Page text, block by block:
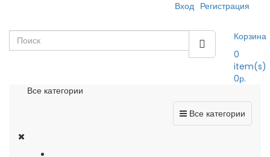
Вход Регистрация
Корзина
0
item(s)
0р.
Все категории
Все категории